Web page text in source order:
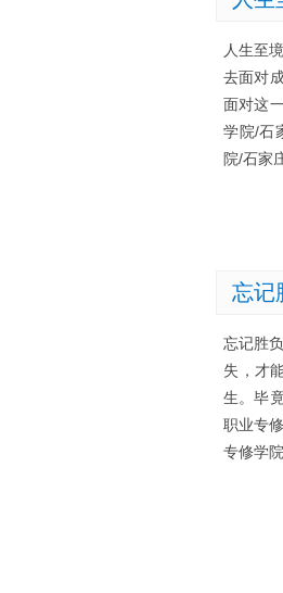
人生至
去面对
面对这
学院/石
院/石家
忘记
忘记胜
失，才
生。毕
职业专
专修学